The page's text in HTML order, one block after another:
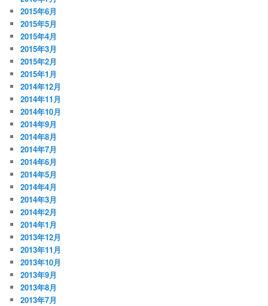
2015年6月
2015年5月
2015年4月
2015年3月
2015年2月
2015年1月
2014年12月
2014年11月
2014年10月
2014年9月
2014年8月
2014年7月
2014年6月
2014年5月
2014年4月
2014年3月
2014年2月
2014年1月
2013年12月
2013年11月
2013年10月
2013年9月
2013年8月
2013年7月